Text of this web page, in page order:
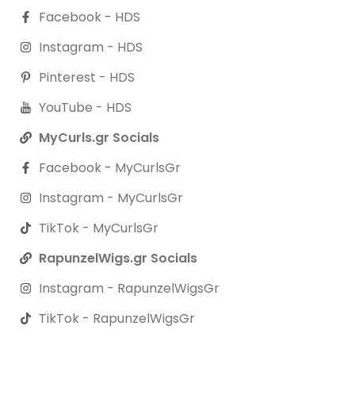
Facebook - HDS
Instagram - HDS
Pinterest - HDS
YouTube - HDS
MyCurls.gr Socials
Facebook - MyCurlsGr
Instagram - MyCurlsGr
TikTok - MyCurlsGr
RapunzelWigs.gr Socials
Instagram - RapunzelWigsGr
TikTok - RapunzelWigsGr